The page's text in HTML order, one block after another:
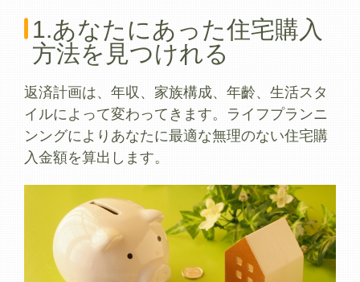
1.あなたにあった住宅購入
方法を見つけれる
返済計画は、年収、家族構成、年齡、生活スタ
イルによって変わってきます。ライフプランニ
ンングによりあなたに最適な無理のない住宅購
入金額を算出します。